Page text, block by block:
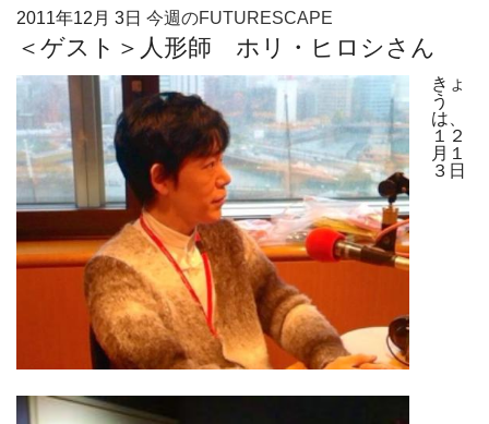
2011年12月 3日 今週のFUTURESCAPE
＜ゲスト＞人形師 ホリ・ヒロシさん
きょ
う
は、
１２
月１
３日